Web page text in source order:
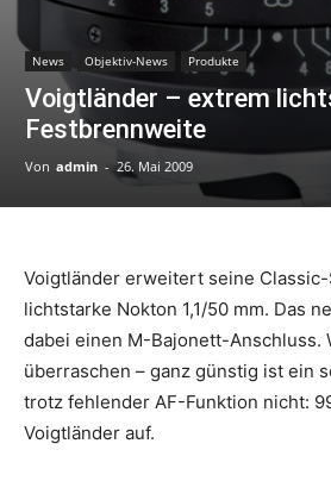
News Objektiv-News Produkte
Voigtländer – extrem
Festbrennweite
Von admin - 26. Mai 2009
Voigtländer erweitert seine
lichtstarke Nokton 1,1/50 mm. Das
dabei einen M-Bajonett-Anschluss.
überraschen – ganz günstig ist ein
trotz fehlender AF-Funktion nicht:
Voigtländer auf.